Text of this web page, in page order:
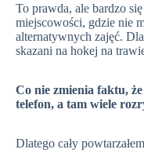
To prawda, ale bardzo
miejscowości, gdzie nie
alternatywnych zajęć.
skazani na hokej na
Co nie zmienia faktu,
telefon, a tam wiele
Dlatego cały